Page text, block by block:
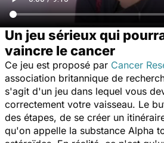
Un jeu sérieux qui
vaincre le cancer
Ce jeu est proposé par Cancer
association britannique de
s'agit d'un jeu dans lequel vous
correctement votre vaisseau. Le
des étapes, de se créer un
qu'on appelle la substance Alpha